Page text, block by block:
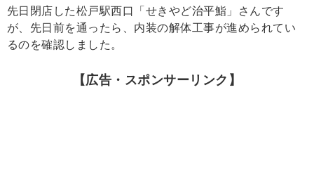
先日閉店した松戸駅西口「せきやど治平鮨」さんです
が、先日前を通ったら、内装の解体工事が進められてい
るのを確認しました。
【広告・スポンサーリンク】